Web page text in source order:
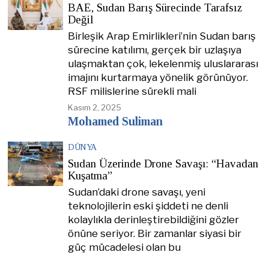
BAE, Sudan Barış Sürecinde Tarafsız
Değil
Birleşik Arap Emirlikleri’nin Sudan barış
sürecine katılımı, gerçek bir uzlaşıya
ulaşmaktan çok, lekelenmiş uluslararası
imajını kurtarmaya yönelik görünüyor.
RSF milislerine sürekli mali
Kasım 2, 2025
Mohamed Suliman
DÜNYA
Sudan Üzerinde Drone Savaşı: “Havadan
Kuşatma”
Sudan’daki drone savaşı, yeni
teknolojilerin eski şiddeti ne denli
kolaylıkla derinleştirebildiğini gözler
önüne seriyor. Bir zamanlar siyasi bir
güç mücadelesi olan bu